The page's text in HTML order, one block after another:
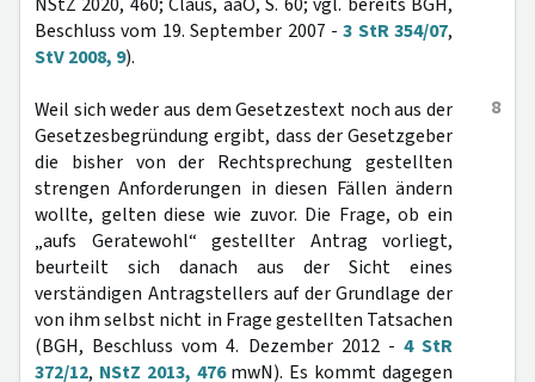
Beschluss vom 19. September 2007 -3 StR 354/07,
StV 2008, 9).
8
Weil sich weder aus dem Gesetzestext noch aus der
Gesetzesbegründung ergibt, dass der Gesetzgeber
die bisher von der Rechtsprechung gestellten
strengen Anforderungen in diesen Fällen ändern
wollte, gelten diese wie zuvor. Die Frage, ob ein
„aufs Geratewohl“ gestellter Antrag vorliegt,
beurteilt sich danach aus der Sicht eines
verständigen Antragstellers auf der Grundlage der
von ihm selbst nicht in Frage gestellten Tatsachen
(BGH, Beschluss vom 4. Dezember 2012 - 4 StR
372/12, NStZ 2013, 476mwN). Es kommt dagegen